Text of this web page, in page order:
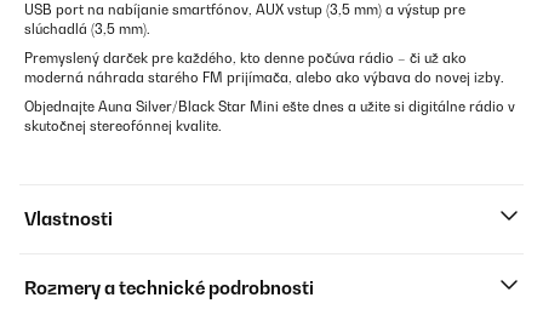
USB port na nabíjanie smartfónov, AUX vstup (3,5 mm) a výstup pre
slúchadlá (3,5 mm).
Premyslený darček pre každého, kto denne počúva rádio – či už ako
moderná náhrada starého FM prijímača, alebo ako výbava do novej izby.
Objednajte Auna Silver/Black Star Mini ešte dnes a užite si digitálne rádio v
skutočnej stereofónnej kvalite.
Vlastnosti
Rozmery a technické podrobnosti